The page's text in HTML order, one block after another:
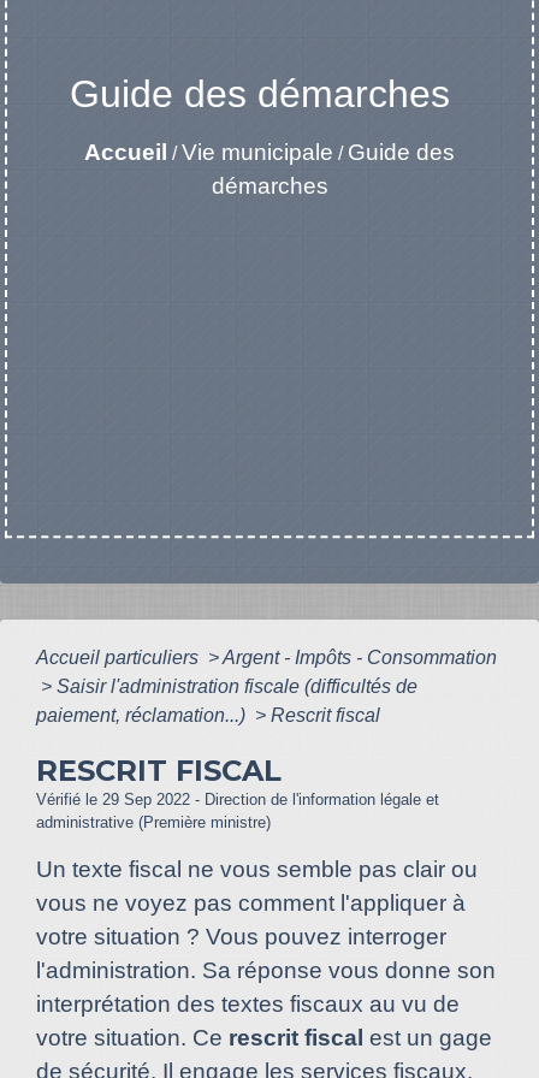
Guide des démarches
Accueil /Vie municipale / Guide des
démarches
Accueil particuliers >Argent - Impôts - Consommation
> Saisir l'administration fiscale (difficultés de
paiement, réclamation...) > Rescrit fiscal
RESCRIT FISCAL
Vérifié le 29 Sep 2022 - Direction de l'information légale et
administrative (Première ministre)
Un texte fiscal ne vous semble pas clair ou
vous ne voyez pas comment l'appliquer à
votre situation ? Vous pouvez interroger
l'administration. Sa réponse vous donne son
interprétation des textes fiscaux au vu de
votre situation. Ce rescrit fiscal est un gage
de sécurité. Il engage les services fiscaux.